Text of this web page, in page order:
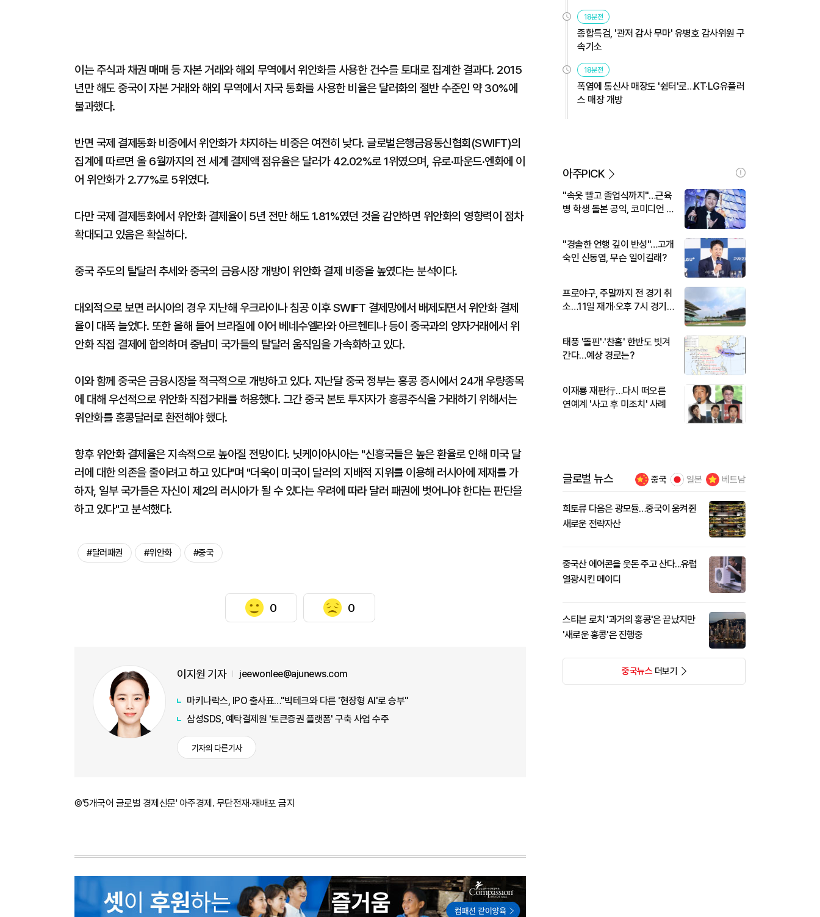
이는 주식과 채권 매매 등 자본 거래와 해외 무역에서 위안화를 사용한 건수를 토대로 집계한 결과다. 2015
년만 해도 중국이 자본 거래와 해외 무역에서 자국 통화를 사용한 비율은 달러화의 절반 수준인 약 30%에
불과했다.
반면 국제 결제통화 비중에서 위안화가 차지하는 비중은 여전히 낮다. 글로벌은행금융통신협회(SWIFT)의
집계에 따르면 올 6월까지의 전 세계 결제액 점유율은 달러가 42.02%로 1위였으며, 유로·파운드·엔화에 이
어 위안화가 2.77%로 5위였다.
다만 국제 결제통화에서 위안화 결제율이 5년 전만 해도 1.81%였던 것을 감안하면 위안화의 영향력이 점차
확대되고 있음은 확실하다.
중국 주도의 탈달러 추세와 중국의 금융시장 개방이 위안화 결제 비중을 높였다는 분석이다.
대외적으로 보면 러시아의 경우 지난해 우크라이나 침공 이후 SWIFT 결제망에서 배제되면서 위안화 결제
율이 대폭 늘었다. 또한 올해 들어 브라질에 이어 베네수엘라와 아르헨티나 등이 중국과의 양자거래에서 위
안화 직접 결제에 합의하며 중남미 국가들의 탈달러 움직임을 가속화하고 있다.
이와 함께 중국은 금융시장을 적극적으로 개방하고 있다. 지난달 중국 정부는 홍콩 증시에서 24개 우량종목
에 대해 우선적으로 위안화 직접거래를 허용했다. 그간 중국 본토 투자자가 홍콩주식을 거래하기 위해서는
위안화를 홍콩달러로 환전해야 했다.
향후 위안화 결제율은 지속적으로 높아질 전망이다. 닛케이아시아는 "신흥국들은 높은 환율로 인해 미국 달
러에 대한 의존을 줄이려고 하고 있다"며 "더욱이 미국이 달러의 지배적 지위를 이용해 러시아에 제재를 가
하자, 일부 국가들은 자신이 제2의 러시아가 될 수 있다는 우려에 따라 달러 패권에 벗어나야 한다는 판단을
하고 있다"고 분석했다.
#달러패권 #위안화 #중국
0 0
이지원 기자 jeewonlee@ajunews.com
마키나락스, IPO 출사표…"빅테크와 다른 '현장형 AI'로 승부"
삼성SDS, 예탁결제원 '토큰증권 플랫폼' 구축 사업 수주
기자의 다른기사
©'5개국어 글로벌 경제신문' 아주경제. 무단전재·재배포 금지
18분전
종합특검, '관저 감사 무마' 유병호 감사위원 구
속기소
18분전
폭염에 통신사 매장도 '쉼터'로…KT·LG유플러
스 매장 개방
아주PICK
"속옷 빨고 졸업식까지"…근육
병 학생 돌본 공익, 코미디언 김
"경솔한 언행 깊이 반성"…고개
숙인 신동엽, 무슨 일이길래?
프로야구, 주말까지 전 경기 취
소…11일 재개·오후 7시 경기
태풍 '돌핀'·'찬홈' 한반도 빗겨
간다…예상 경로는?
이재룡 재판行…다시 떠오른
연예계 '사고 후 미조치' 사례
글로벌 뉴스 중국 일본 베트남
희토류 다음은 광모듈…중국이 움켜쥔
새로운 전략자산
중국산 에어콘을 웃돈 주고 산다...유럽
열광시킨 메이디
스티븐 로치 '과거의 홍콩'은 끝났지만
'새로운 홍콩'은 진행중
중국뉴스더보기